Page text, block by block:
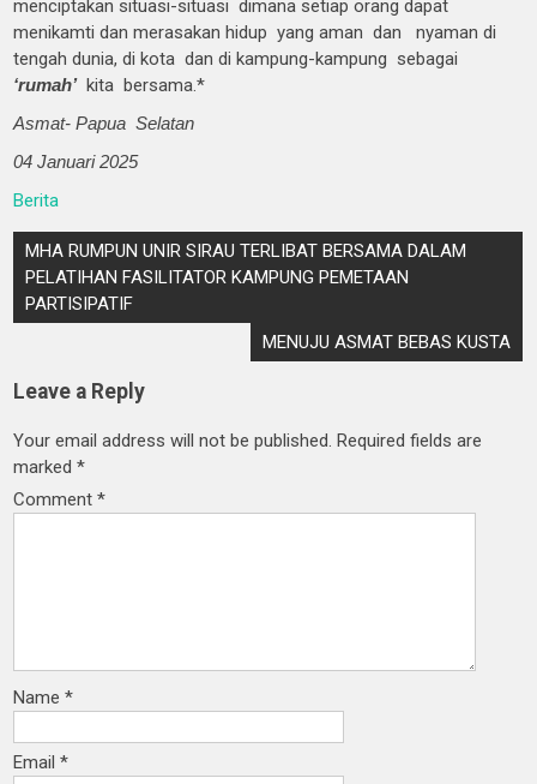
menciptakan situasi-situasi dimana setiap orang dapat
menikamti dan merasakan hidup yang aman dan nyaman di
tengah dunia, di kota dan di kampung-kampung sebagai
‘rumah’kita bersama.*
Asmat- Papua Selatan
04 Januari 2025
Berita
MHA RUMPUN UNIR SIRAU TERLIBAT BERSAMA DALAM
PELATIHAN FASILITATOR KAMPUNG PEMETAAN
PARTISIPATIF
MENUJU ASMAT BEBAS KUSTA
Leave a Reply
Your email address will not be published. Required fields are
marked*
Comment*
Name*
Email*